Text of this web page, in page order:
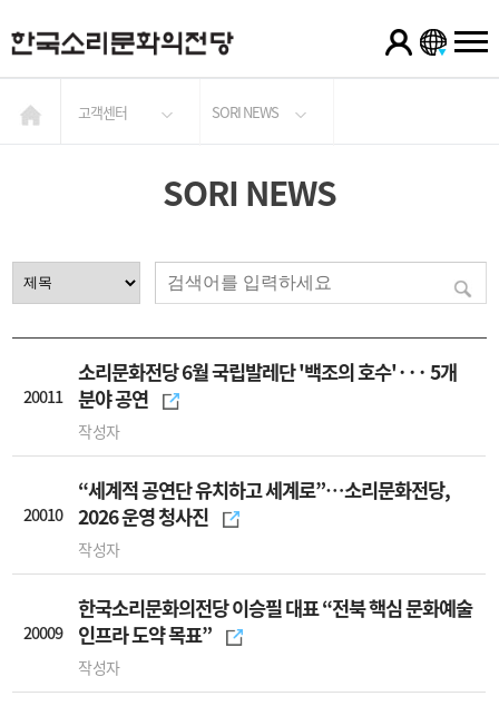
고객센터 SORI NEWS
SORI NEWS
20011
소리문화전당 6월 국립발레단 '백조의 호수'··· 5개
분야 공연
작성자
20010
“세계적 공연단 유치하고 세계로”…소리문화전당,
2026 운영 청사진
작성자
20009
한국소리문화의전당 이승필 대표 “전북 핵심 문화예술
인프라 도약 목표”
작성자